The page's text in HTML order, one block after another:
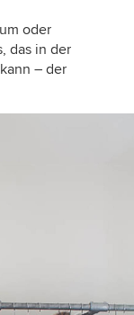
oder
das in der
– der